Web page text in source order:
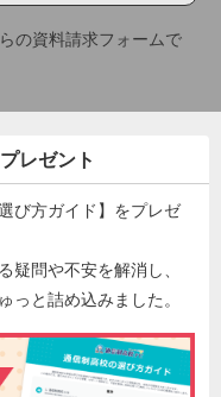
の資料請求フォームで
レゼント
び方ガイド】をプレゼ
疑問や不安を解消し、
っと詰め込みました。